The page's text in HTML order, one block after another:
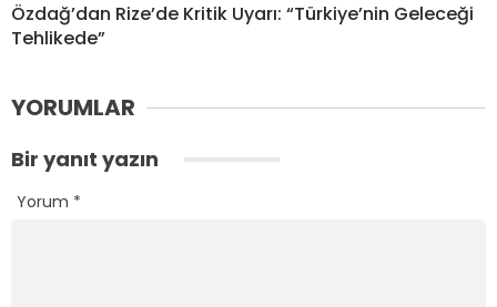
Özdağ’dan Rize’de Kritik Uyarı: “Türkiye’nin Geleceği
Tehlikede”
YORUMLAR
Bir yanıt yazın
Yorum *